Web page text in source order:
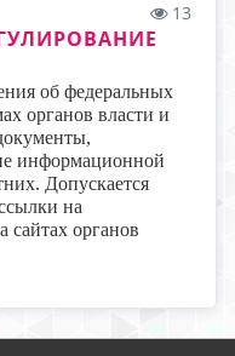
13
об федеральных
органов власти и
информационной
Допускается
на
сайтах органов